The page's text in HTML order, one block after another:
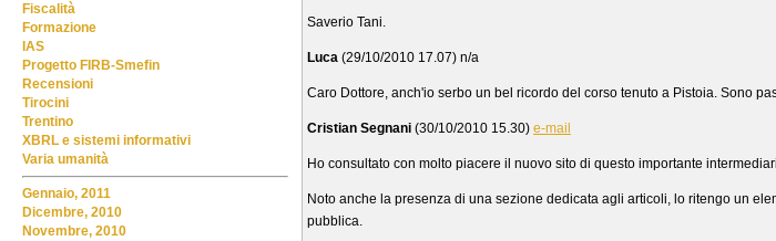
Saverio Tani.
Luca (29/10/2010 17.07) n/a
Caro Dottore, anch'io serbo un bel ricordo del corso tenuto a Pistoia. Sono
Cristian Segnani (30/10/2010 15.30) e-mail
Ho consultato con molto piacere il nuovo sito di questo importante
Noto anche la presenza di una sezione dedicata agli articoli, lo ritengo un
pubblica.
Fiscalità
Formazione
IAS
Progetto FIRB-Smefin
Recensioni
Tirocini
Trentino
XBRL e sistemi informativi
Varia umanità
Gennaio, 2011
Dicembre, 2010
Novembre, 2010